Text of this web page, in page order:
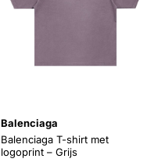
Balenciaga
Balenciaga T-shirt met
logoprint – Grijs